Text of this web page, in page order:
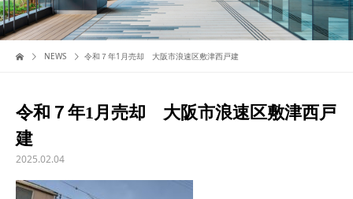
NEWS 令和７年1月売却 大阪市浪速区敷津西戸建
令和７年1月売却 大阪市浪速区敷津西戸
建
2025.02.04